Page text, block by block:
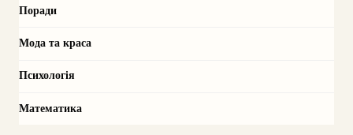
Поради
Мода та краса
Психологія
Математика